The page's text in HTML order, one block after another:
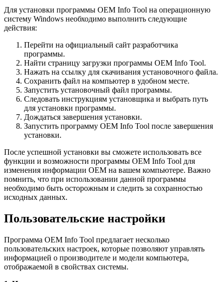
Для установки программы OEM Info Tool на операционную
систему Windows необходимо выполнить следующие
действия:
Перейти на официальный сайт разработчика
программы.
Найти страницу загрузки программы OEM Info Tool.
Нажать на ссылку для скачивания установочного файла.
Сохранить файл на компьютер в удобном месте.
Запустить установочный файл программы.
Следовать инструкциям установщика и выбрать путь
для установки программы.
Дождаться завершения установки.
Запустить программу OEM Info Tool после завершения
установки.
После успешной установки вы сможете использовать все
функции и возможности программы OEM Info Tool для
изменения информации OEM на вашем компьютере. Важно
помнить, что при использовании данной программы
необходимо быть осторожным и следить за сохранностью
исходных данных.
Пользовательские настройки
Программа OEM Info Tool предлагает несколько
пользовательских настроек, которые позволяют управлять
информацией о производителе и модели компьютера,
отображаемой в свойствах системы.